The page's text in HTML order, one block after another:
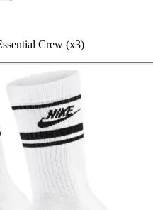
Crew (x3)